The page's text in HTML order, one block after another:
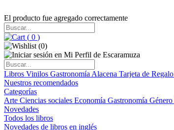
El producto fue agregado correctamente
( 0 )
(0)
Libros Vinilos Gastronomía Alacena Tarjeta de Regalo
Nuestros recomendados
Categorías
Arte Ciencias sociales Economía Gastronomía Género
Novedades
Todos los libros
Novedades de libros en inglés